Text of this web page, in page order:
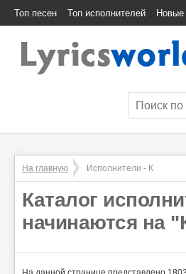
Топ песен Топ исполнителей Новые
На главную Исполнители - К
Каталог
начинаются на